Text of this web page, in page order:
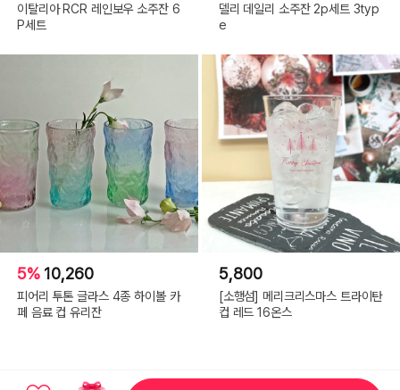
이탈리아 RCR 레인보우 소주잔 6
P세트
델리 데일리 소주잔 2p세트 3typ
e
5% 10,260
피어리 투톤 글라스 4종 하이볼 카
페 음료 컵 유리잔
5,800
[소행섬] 메리크리스마스 트라이탄
컵 레드 16온스